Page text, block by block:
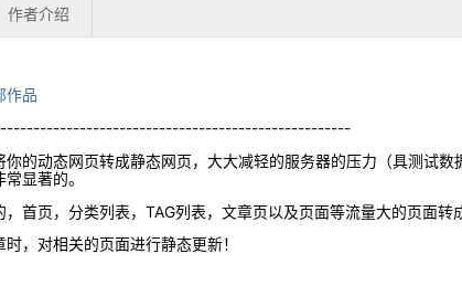
作者介绍
作品
你的动态网页转成静态网页，大大减轻的服务器的压力（具测试
显著的。
，首页，分类列表，TAG列表，文章页以及页面等流量大的页面转
时，对相关的页面进行静态更新！